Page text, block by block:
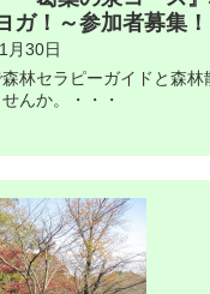
ガ！～参加者募集！
月30日
林セラピーガイドと森林
んか。・・・